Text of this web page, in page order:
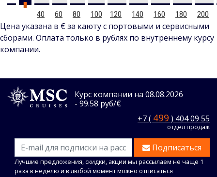
40 60 80 100 120 140 160 180 200
Цена указана в € за каюту с портовыми и сервисными
сборами. Оплата только в рублях по внутреннему курсу
компании.
Курс компании на 08.08.2026
- 99.58 руб/€
+7 ( 499 ) 404 09 55
отдел продаж
Подписаться
Лучшие предложения, скидки, акции мы рассылаем не чаще 1
раза в неделю и в любой момент можно отписаться